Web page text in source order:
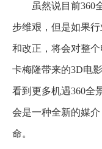
虽然说目前360全
步维艰，但是如果
和改正，将会对整
卡梅隆带来的3D电
看到更多机遇360全
会是一种全新的媒
命。